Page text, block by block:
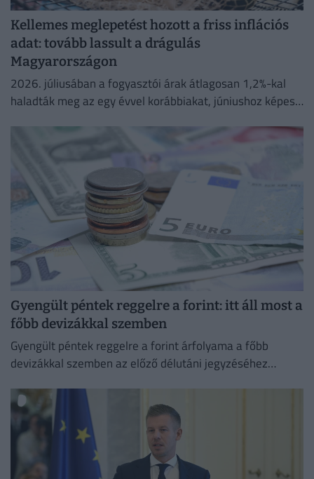
Kellemes meglepetést hozott a friss inflációs
adat: tovább lassult a drágulás
Magyarországon
2026. júliusában a fogyasztói árak átlagosan 1,2%-kal
haladták meg az egy évvel korábbiakat, júniushoz képest
Gyengült péntek reggelre a forint: itt áll most a
főbb devizákkal szemben
Gyengült péntek reggelre a forint árfolyama a főbb
devizákkal szemben az előző délutáni jegyzéséhez